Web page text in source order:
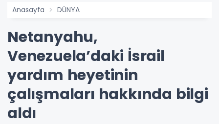
Anasayfa DÜNYA
Netanyahu,
Venezuela’daki İsrail
yardım heyetinin
çalışmaları hakkında bilgi
aldı